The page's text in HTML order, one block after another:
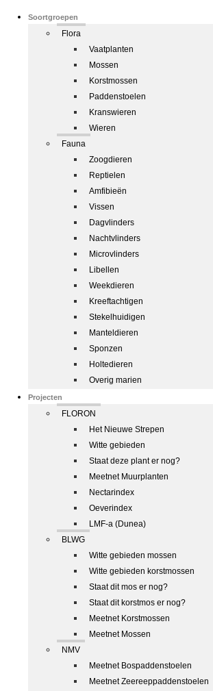
Soortgroepen
Flora
Vaatplanten
Mossen
Korstmossen
Paddenstoelen
Kranswieren
Wieren
Fauna
Zoogdieren
Reptielen
Amfibieën
Vissen
Dagvlinders
Nachtvlinders
Microvlinders
Libellen
Weekdieren
Kreeftachtigen
Stekelhuidigen
Manteldieren
Sponzen
Holtedieren
Overig marien
Projecten
FLORON
Het Nieuwe Strepen
Witte gebieden
Staat deze plant er nog?
Meetnet Muurplanten
Nectarindex
Oeverindex
LMF-a (Dunea)
BLWG
Witte gebieden mossen
Witte gebieden korstmossen
Staat dit mos er nog?
Staat dit korstmos er nog?
Meetnet Korstmossen
Meetnet Mossen
NMV
Meetnet Bospaddenstoelen
Meetnet Zeereeppaddenstoelen